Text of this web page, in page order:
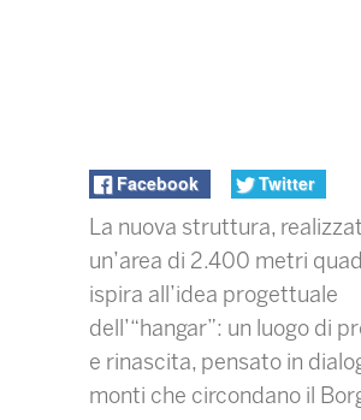
Facebook Twitter
La nuova struttura,
un’area di 2.400 metri
ispira all’idea progettuale
dell’“hangar”: un luogo di
e rinascita, pensato in
monti che circondano il